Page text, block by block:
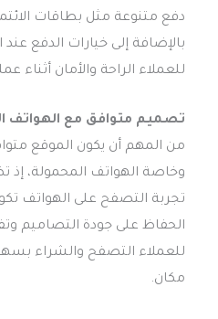
دفع متنوعة مثل بطاقات
بالإضافة إلى خيارات الدفع عند
للعملاء الراحة والأمان أثناء
تصميم متوافق مع الهواتف
من المهم أن يكون الموقع
وخاصة الهواتف المحمولة،
تجربة التصفح على الهواتف
الحفاظ على جودة التصاميم
للعملاء التصفح والشراء
مكان.